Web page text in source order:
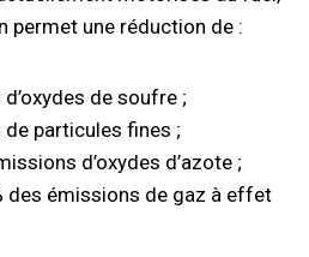
permet une réduction de :
de soufre ;
particules fines ;
d’oxydes d’azote ;
des émissions de gaz à effet